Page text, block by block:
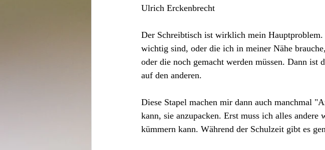
Ulrich Erckenbrecht
Der Schreibtisch ist wirklich mein
wichtig sind, oder die ich in meiner Nähe
oder die noch gemacht werden müssen. Dann ist
auf den anderen.
Diese Stapel machen mir dann auch manchmal
kann, sie anzupacken. Erst muss ich alles
kümmern kann. Während der Schulzeit gibt es